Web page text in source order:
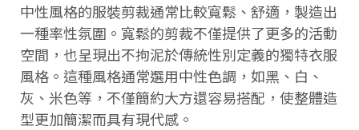
中性風格的服裝剪裁通常比較寬鬆、舒適，製造出
一種率性氛圍。寬鬆的剪裁不僅提供了更多的活動
空間，也呈現出不拘泥於傳統性別定義的獨特衣服
風格。這種風格通常選用中性色調，如黑、白、
灰、米色等，不僅簡約大方還容易搭配，使整體造
型更加簡潔而具有現代感。